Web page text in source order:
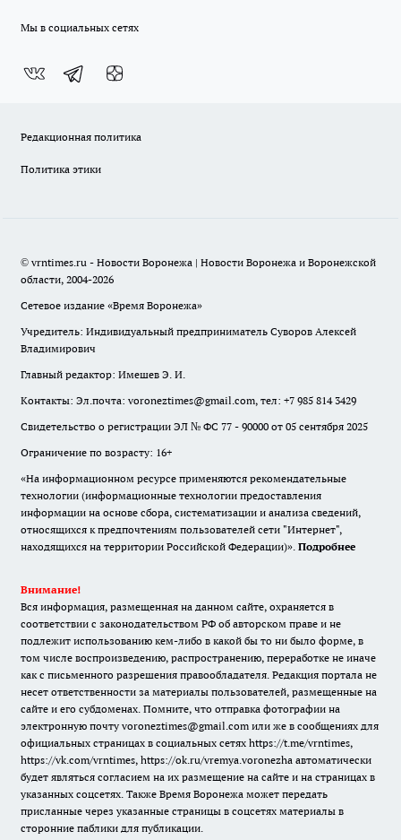
Мы в социальных сетях
Редакционная политика
Политика этики
© vrntimes.ru - Новости Воронежа | Новости Воронежа и Воронежской
области, 2004-2026
Сетевое издание «Время Воронежа»
Учредитель: Индивидуальный предприниматель Суворов Алексей
Владимирович
Главный редактор: Имешев Э. И.
Контакты: Эл.почта: voroneztimes@gmail.com, тел: +7 985 814 3429
Свидетельство о регистрации ЭЛ № ФС 77 - 90000 от 05 сентября 2025
Ограничение по возрасту: 16+
«На информационном ресурсе применяются рекомендательные
технологии (информационные технологии предоставления
информации на основе сбора, систематизации и анализа сведений,
относящихся к предпочтениям пользователей сети "Интернет",
находящихся на территории Российской Федерации)». Подробнее
Внимание!
Вся информация, размещенная на данном сайте, охраняется в
соответствии с законодательством РФ об авторском праве и не
подлежит использованию кем-либо в какой бы то ни было форме, в
том числе воспроизведению, распространению, переработке не иначе
как с письменного разрешения правообладателя. Редакция портала не
несет ответственности за материалы пользователей, размещенные на
сайте и его субдоменах. Помните, что отправка фотографии на
электронную почту voroneztimes@gmail.com или же в сообщениях для
официальных страницах в социальных сетях https://t.me/vrntimes,
https://vk.com/vrntimes, https://ok.ru/vremya.voronezha автоматически
будет являться согласием на их размещение на сайте и на страницах в
указанных соцсетях. Также Время Воронежа может передать
присланные через указанные страницы в соцсетях материалы в
сторонние паблики для публикации.